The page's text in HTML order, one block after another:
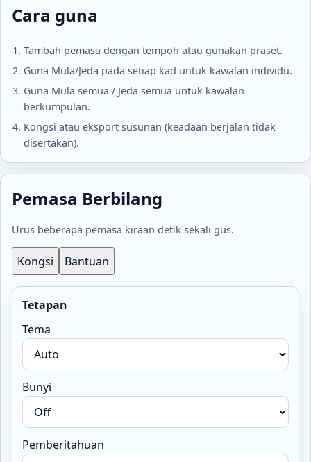
Cara guna
Tambah pemasa dengan tempoh atau gunakan praset.
Guna Mula/Jeda pada setiap kad untuk kawalan individu.
Guna Mula semua / Jeda semua untuk kawalan
berkumpulan.
Kongsi atau eksport susunan (keadaan berjalan tidak
disertakan).
Pemasa Berbilang
Urus beberapa pemasa kiraan detik sekali gus.
Kongsi Bantuan
Tetapan
Tema
Bunyi
Pemberitahuan